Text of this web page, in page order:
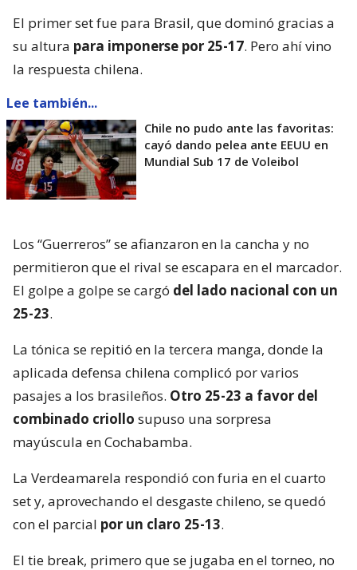
El primer set fue para Brasil, que dominó gracias a
su altura para imponerse por 25-17. Pero ahí vino
la respuesta chilena.
Lee también...
Chile no pudo ante las favoritas:
cayó dando pelea ante EEUU en
Mundial Sub 17 de Voleibol
Los “Guerreros” se afianzaron en la cancha y no
permitieron que el rival se escapara en el marcador.
El golpe a golpe se cargó del lado nacional con un
25-23.
La tónica se repitió en la tercera manga, donde la
aplicada defensa chilena complicó por varios
pasajes a los brasileños. Otro 25-23 a favor del
combinado criollo supuso una sorpresa
mayúscula en Cochabamba.
La Verdeamarela respondió con furia en el cuarto
set y, aprovechando el desgaste chileno, se quedó
con el parcial por un claro 25-13.
El tie break, primero que se jugaba en el torneo, no